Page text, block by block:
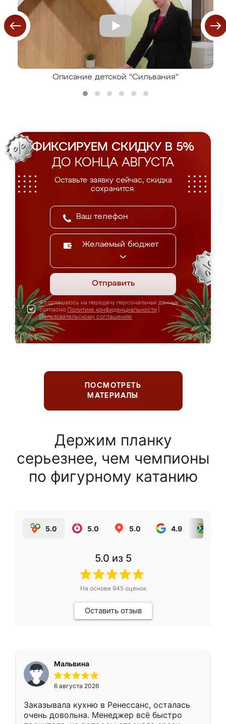
Описание детской "Сильвания"
ФИКСИРУЕМ СКИДКУ В 5%
ДО КОНЦА АВГУСТА
Оставьте заявку сейчас, скидка
сохранится.
Желаемый бюджет
Отправить
Я соглашаюсь на передачу персональных данных
согласно Политике конфиденциальности
Пользовательскому соглашению
ПОСМОТРЕТЬ
МАТЕРИАЛЫ
Держим планку
серьезнее, чем чемпионы
по фигурному катанию
5.0 5.0 5.0 4.9
5.0 из 5
На основе 945оценок
Оставить отзыв
Мальвина
6 августа 2026
Заказывала кухню в Ренессанс, осталась
очень довольна. Менеджер всё быстро